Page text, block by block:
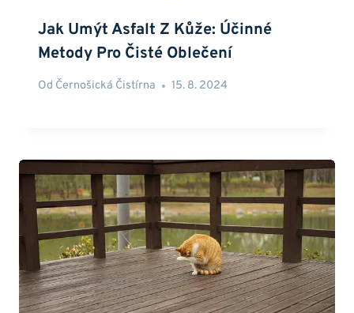
Jak Umýt Asfalt Z Kůže: Účinné
Metody Pro Čisté Oblečení
Od Černošická Čistírna 15. 8. 2024